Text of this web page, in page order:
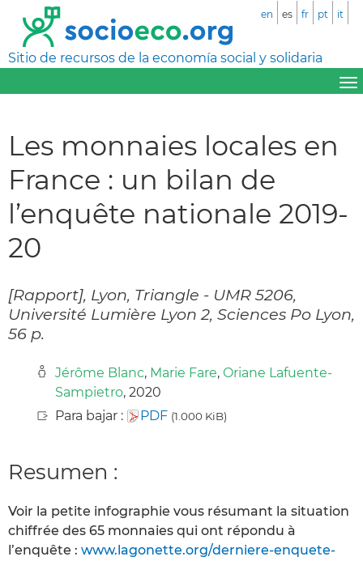
Sitio de recursos de la economía social y solidaria
en es fr pt it
Les monnaies locales en
France : un bilan de
l’enquête nationale 2019-
20
[Rapport], Lyon, Triangle - UMR 5206,
Université Lumière Lyon 2, Sciences Po Lyon,
56 p.
Jérôme Blanc, Marie Fare, Oriane Lafuente-
Sampietro, 2020
Para bajar :
PDF (1.000 KiB)
Resumen :
Voir la petite infographie vous résumant la situation
chiffrée des 65 monnaies qui ont répondu à
l’enquête : www.lagonette.org/derniere-enquete-